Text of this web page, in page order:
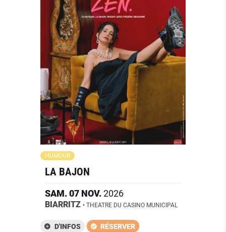
HUMOUR
LA BAJON
SAM.07 NOV.2026
BIARRITZ • THEATRE DU CASINO MUNICIPAL
D'INFOS RÉSERVER